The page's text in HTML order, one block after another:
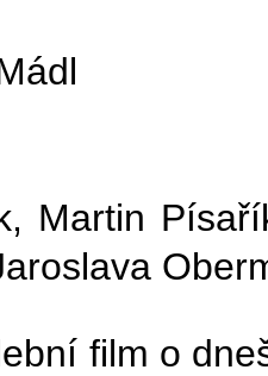
Martin
film o